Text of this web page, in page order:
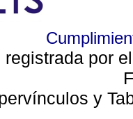
registrada por
y